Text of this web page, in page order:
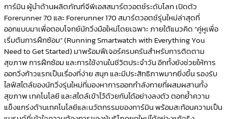
การ์มิน ผู้นำด้านผลิตภัณฑ์จีพีเอสสมาร์ตวอตช์ระดับโลก เปิดตัว
Forerunner 70 และ Forerunner 170 สมาร์ตวอตช์รุ่นใหม่ล่าสุดที่
ออกแบบมาเพื่อตอบโจทย์นักวิ่งมือใหม่โดยเฉพาะ ภายใต้แนวคิด “คู่หูเพื่อ
เริ่มต้นการฝึกซ้อม” (Running Smartwatch with Everything You
Need to Get Started) มาพร้อมฟีเจอร์ครบครันสำหรับการติดตาม
สุขภาพ การฝึกซ้อม และการใช้งานในชีวิตประจำวัน อีกทั้งยังช่วยให้การ
ออกวิ่งก้าวแรกเป็นเรื่องที่ง่าย สนุก และมีประสิทธิภาพมากยิ่งขึ้น รองรับ
ไลฟ์สไตล์ของนักวิ่งรุ่นใหม่ที่มองหาการออกกำลังกายที่ผสมผสานทั้ง
สุขภาพ เทคโนโลยี และสไตล์เข้าไว้ด้วยกันได้อย่างลงตัว ตอกย้ำความ
แข็งแกร่งด้านเทคโนโลยีและนวัตกรรมของการ์มิน พร้อมสะท้อนความเป็น